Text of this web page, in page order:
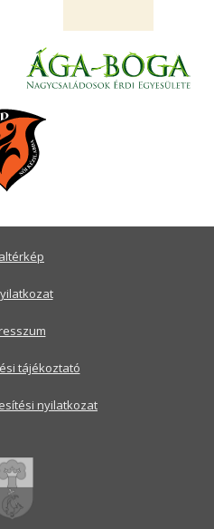
tájékoztató
nyilatkozat